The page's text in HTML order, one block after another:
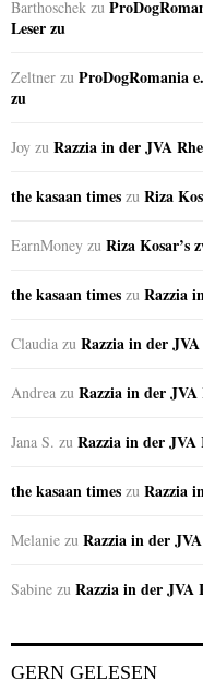
Barthoschek zu
Leser zu
Zeltner zu ProDogRomania
zu
Joy zu Razzia in der JVA
the kasaan times zu Riza
EarnMoney zu Riza Kosar’s
the kasaan times zu Razzia
Claudia zu Razzia in der
Andrea zu Razzia in der JVA
Jana S. zu Razzia in der JVA
the kasaan times zu Razzia
Melanie zu Razzia in der
Sabine zu Razzia in der JVA
GERN GELESEN